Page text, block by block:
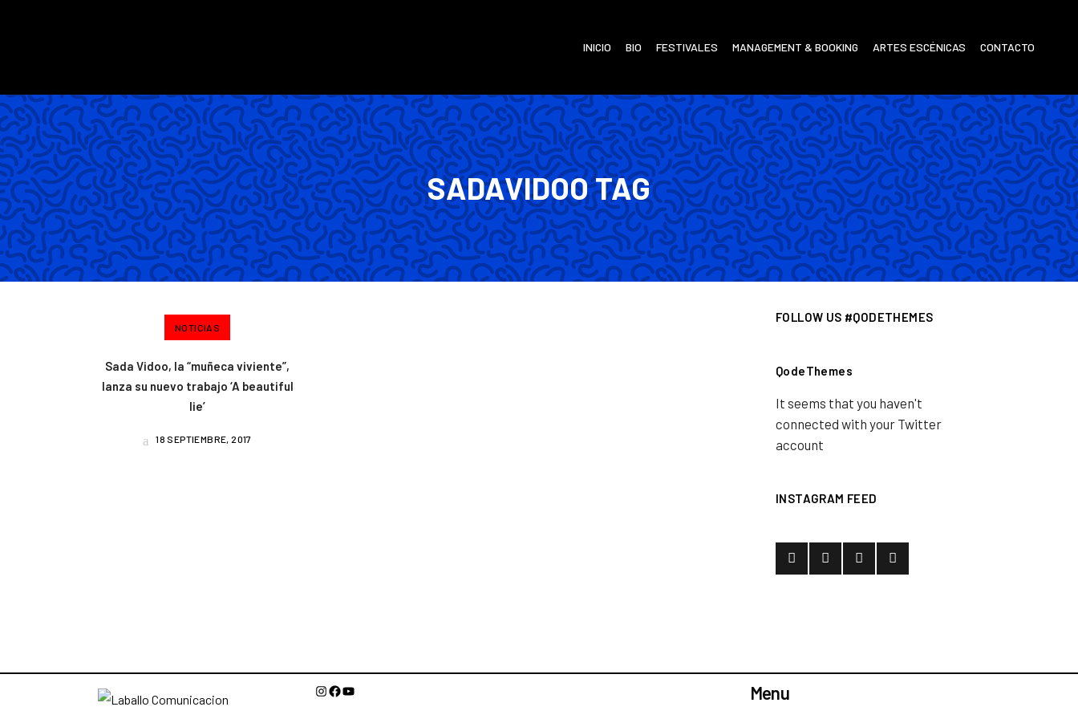
INICIO BIO FESTIVALES MANAGEMENT & BOOKING ARTES ESCÉNICAS CONTACTO
SADAVIDOO TAG
NOTICIAS
Sada Vidoo, la “muñeca viviente”,
lanza su nuevo trabajo ‘A beautiful
lie’
18 SEPTIEMBRE, 2017
FOLLOW US #QODETHEMES
QodeThemes
It seems that you haven't
connected with your Twitter
account
INSTAGRAM FEED
Instagram
Facebook
YouTube Menu